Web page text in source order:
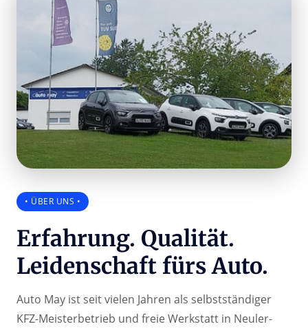
• ÜBER UNS •
Erfahrung. Qualität.
Leidenschaft fürs Auto.
Auto May ist seit vielen Jahren als selbstständiger
KFZ-Meisterbetrieb und freie Werkstatt in Neuler-